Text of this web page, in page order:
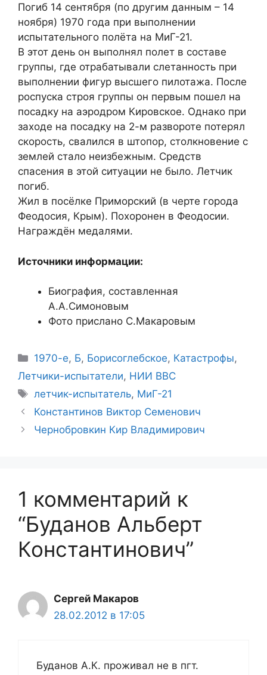
Погиб 14 сентября (по другим данным – 14
ноября) 1970 года при выполнении
испытательного полёта на МиГ-21.
В этот день он выполнял полет в составе
группы, где отрабатывали слетанность при
выполнении фигур высшего пилотажа. После
роспуска строя группы он первым пошел на
посадку на аэродром Кировское. Однако при
заходе на посадку на 2-м развороте потерял
скорость, свалился в штопор, столкновение с
землей стало неизбежным. Средств
спасения в этой ситуации не было. Летчик
погиб.
Жил в посёлке Приморский (в черте города
Феодосия, Крым). Похоронен в Феодосии.
Награждён медалями.
Источники информации:
Биография, составленная
А.А.Симоновым
Фото прислано С.Макаровым
Рубрики
1970-е, Б, Борисоглебское, Катастрофы,
Летчики-испытатели, НИИ ВВС
Метки
летчик-испытатель, МиГ-21
Константинов Виктор Семенович
Чернобровкин Кир Владимирович
1 комментарий к
“Буданов Альберт
Константинович”
Сергей Макаров
28.02.2012 в 17:05
Буданов А.К. проживал не в пгт.